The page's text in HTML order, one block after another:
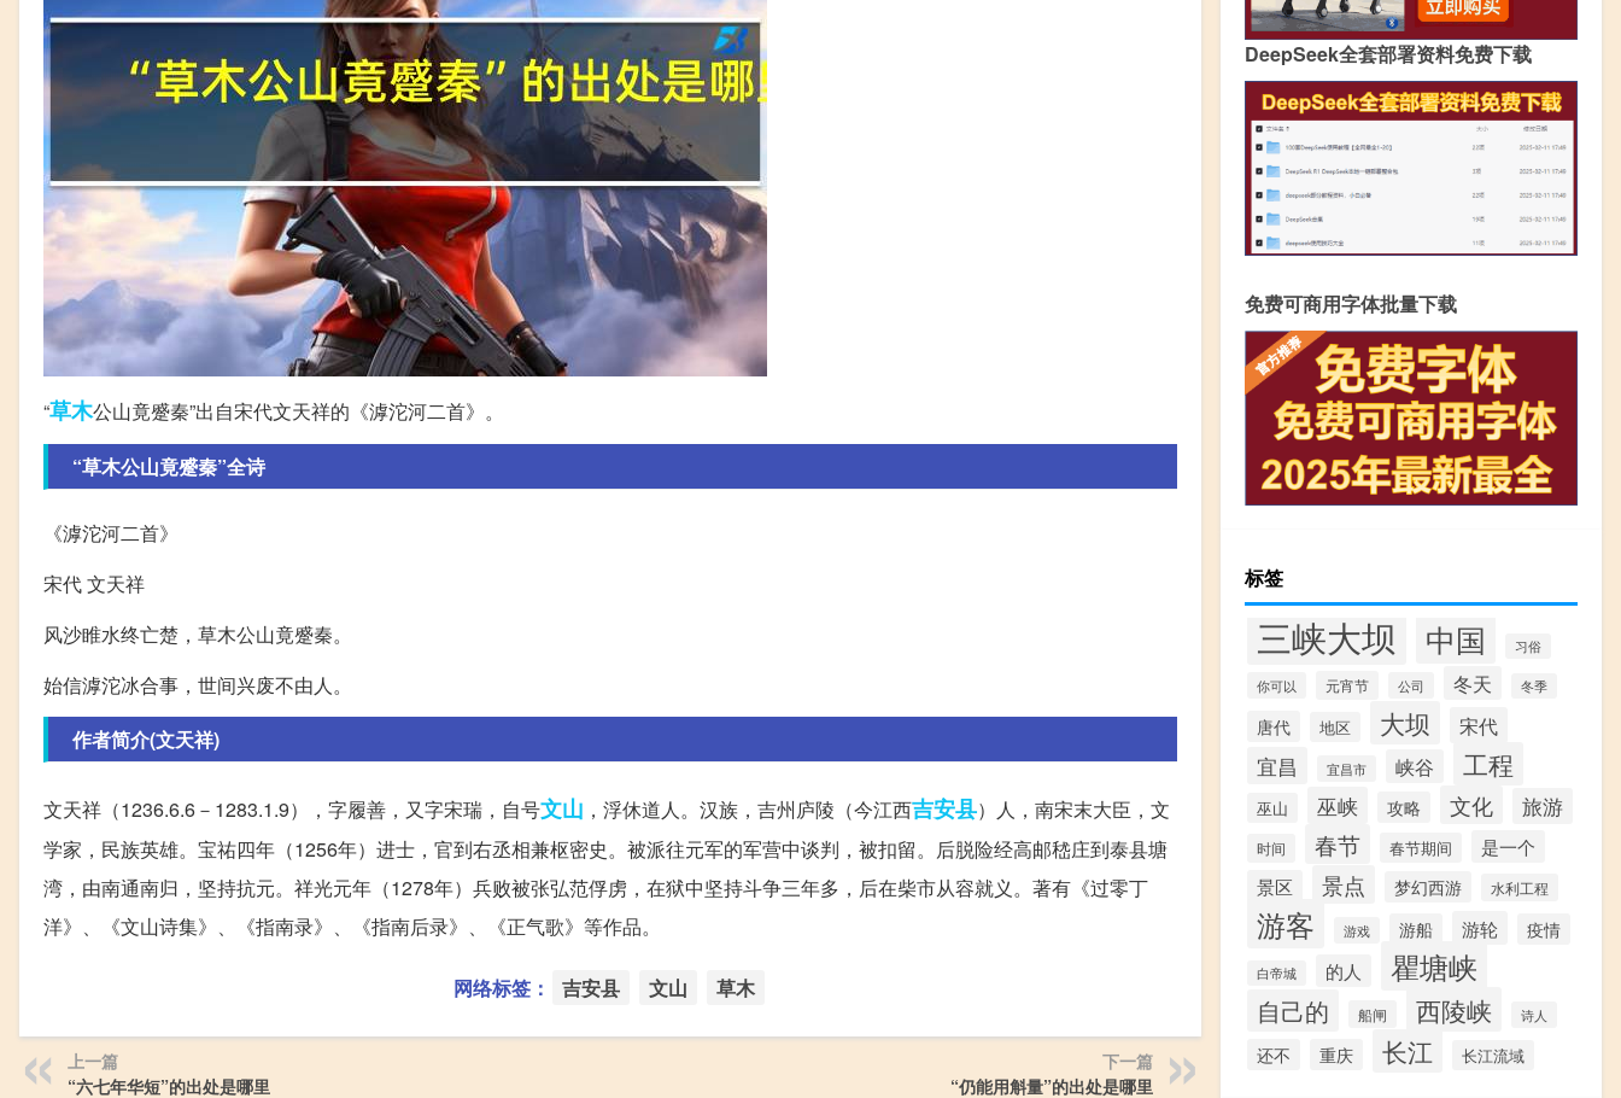
“草木公山竟蹙秦”出自宋代文天祥的《滹沱河二首》。
“草木公山竟蹙秦”全诗
《滹沱河二首》
宋代 文天祥
风沙睢水终亡楚，草木公山竟蹙秦。
始信滹沱冰合事，世间兴废不由人。
作者简介(文天祥)
文天祥（1236.6.6－1283.1.9），字履善，又字宋瑞，自号文山 ，浮休道人。汉族，吉州庐陵（今江西吉安县）人，南宋末大臣，文
学家，民族英雄。宝祐四年（1256年）进士，官到右丞相兼枢密史。被派往元军的军营中谈判，被扣留。后脱险经高邮嵇庄到泰县塘
湾，由南通南归，坚持抗元。祥光元年（1278年）兵败被张弘范俘虏，在狱中坚持斗争三年多，后在柴市从容就义。著有《过零丁
洋》、《文山诗集》、《指南录》、《指南后录》、《正气歌》等作品。
网络标签： 吉安县 文山 草木
上一篇
“六七年华短”的出处是哪里
下一篇
“仍能用斛量”的出处是哪里
DeepSeek全套部署资料免费下载
免费可商用字体批量下载
标签
三峡大坝 中国 习俗
你可以 元宵节 公司 冬天 冬季
唐代 地区 大坝 宋代
宜昌 宜昌市 峡谷 工程
巫山 巫峡 攻略 文化 旅游
时间 春节 春节期间
是一个
景区
景点 梦幻西游 水利工程
游客 游戏 游船 游轮 疫情
白帝城 的人 瞿塘峡
自己的 船闸 西陵峡 诗人
还不 重庆 长江 长江流域